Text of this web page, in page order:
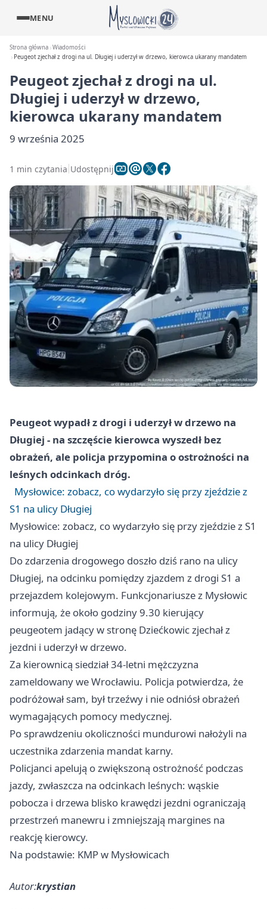
MENU
Strona główna Wiadomości
Peugeot zjechał z drogi na ul. Długiej i uderzył w drzewo, kierowca ukarany mandatem
Peugeot zjechał z drogi na ul.
Długiej i uderzył w drzewo,
kierowca ukarany mandatem
9 września 2025
1 min czytania Udostępnij
Peugeot wypadł z drogi i uderzył w drzewo na
Długiej - na szczęście kierowca wyszedł bez
obrażeń, ale policja przypomina o ostrożności na
leśnych odcinkach dróg.
Mysłowice: zobacz, co wydarzyło się przy zjeździe z
S1 na ulicy Długiej
Mysłowice: zobacz, co wydarzyło się przy zjeździe z S1
na ulicy Długiej
Do zdarzenia drogowego doszło dziś rano na ulicy
Długiej, na odcinku pomiędzy zjazdem z drogi S1 a
przejazdem kolejowym. Funkcjonariusze z Mysłowic
informują, że około godziny 9.30 kierujący
peugeotem jadący w stronę Dziećkowic zjechał z
jezdni i uderzył w drzewo.
Za kierownicą siedział 34-letni mężczyzna
zameldowany we Wrocławiu. Policja potwierdza, że
podróżował sam, był trzeźwy i nie odniósł obrażeń
wymagających pomocy medycznej.
Po sprawdzeniu okoliczności mundurowi nałożyli na
uczestnika zdarzenia mandat karny.
Policjanci apelują o zwiększoną ostrożność podczas
jazdy, zwłaszcza na odcinkach leśnych: wąskie
pobocza i drzewa blisko krawędzi jezdni ograniczają
przestrzeń manewru i zmniejszają margines na
reakcję kierowcy.
Na podstawie: KMP w Mysłowicach
Autor:krystian